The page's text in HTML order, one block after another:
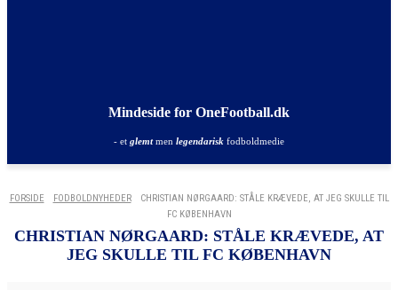
Mindeside for OneFootball.dk
- et glemtmen legendarisk fodboldmedie
FORSIDE FODBOLDNYHEDER
CHRISTIAN NØRGAARD: STÅLE KRÆVEDE, AT JEG SKULLE TIL
FC KØBENHAVN
CHRISTIAN NØRGAARD: STÅLE KRÆVEDE, AT
JEG SKULLE TIL FC KØBENHAVN